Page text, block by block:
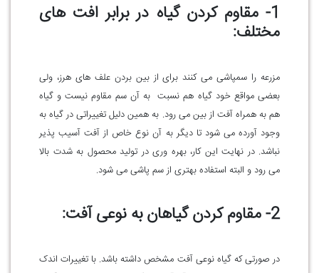
1- مقاوم کردن گیاه در برابر افت های
مختلف:
مزرعه را سمپاشی می کنند برای از بین بردن علف های هرز، ولی
بعضی مواقع خود گیاه هم نسبت به آن سم مقاوم نیست و گیاه
هم به همراه آفت از بین می رود. به همین دلیل تغییراتی در گیاه به
وجود آورده می شود تا دیگر به آن نوع خاص از آفت آسیب پذیر
نباشد. در نهایت این کار، بهره وری در تولید محصول به شدت بالا
می رود و البته استفاده بهتری از سم پاشی می شود.
2- مقاوم کردن گیاهان به نوعی آفت:
در صورتی که گیاه نوعی آفت مشخص داشته باشد. با تغییرات اندک